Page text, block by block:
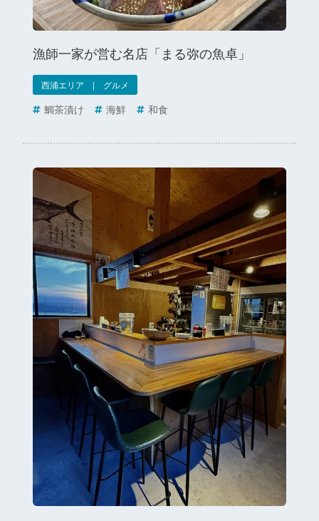
漁師一家が営む名店「まる弥の魚卓」
西浦エリア | グルメ
鯛茶漬け 海鮮 和食